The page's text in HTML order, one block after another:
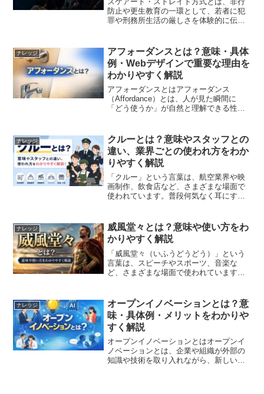
防止や更生教育の一環として、若者に犯
罪や刑務所生活の厳しさを体験的に伝
集めた取り組みとして知られています
が、その効果については長年議...
ナレッジ
アフォーダンスとは？意味・具体
例・Webデザインで重要な理由を
わかりやすく解説
アフォーダンスとはアフォーダンス
（Affordance）とは、人が見た瞬間に
「どう使うか」が自然と理解できる性質
れ、現在ではUI/UXデザインやプロダクト
設計の分野で...
ナレッジ
クルーとは？意味やスタッフとの
違い、業界ごとの使われ方をわか
りやすく解説
「クルー」という言葉は、航空業界や映
画制作、飲食店など、さまざまな場面で
使われています。普段何気なく耳にする
なぜ？」と疑問に思う方もいるでしょ
う。この記事では、クルーの意...
ナレッジ
威風堂々とは？意味や使い方をわ
かりやすく解説
「威風堂々（いふうどうどう）」という
言葉は、スピーチやスポーツ、音楽な
ど、さまざまな場面で使われています。
多いかもしれません。しかし、実際には
どのような意味を持ち、どん...
ナレッジ
オープンイノベーションとは？意
味・具体例・メリットをわかりや
すく解説
オープンイノベーションとはオープンイ
ノベーションとは、企業や組織が外部の
知識や技術を取り入れながら、新しい価